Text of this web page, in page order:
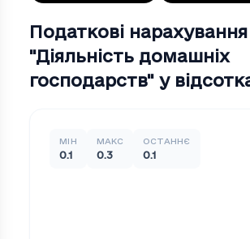
Податкові
"Дiяльнiсть домашнiх
господарств" у
МІН
0.1
МАКС
0.3
ОСТАННЄ
0.1